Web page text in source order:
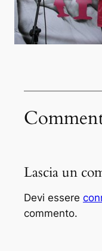
Lascia un
Devi essere
commento.